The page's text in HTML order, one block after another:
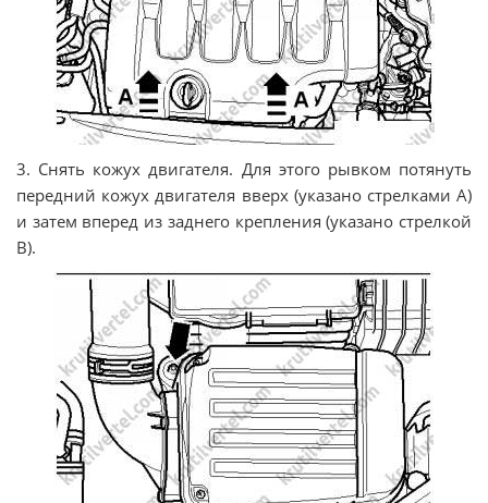
3. Снять кожух двигателя. Для этого рывком потянуть
передний кожух двигателя вверх (указано стрелками A)
и затем вперед из заднего крепления (указано стрелкой
B).